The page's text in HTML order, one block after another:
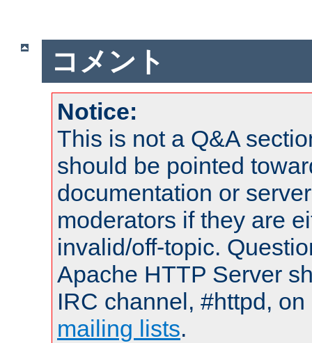
コメント
Notice:
This is not a Q&A
should be pointed
documentation or
moderators if they are
invalid/off-topic.
Apache HTTP Server
IRC channel, #httpd,
mailing lists.